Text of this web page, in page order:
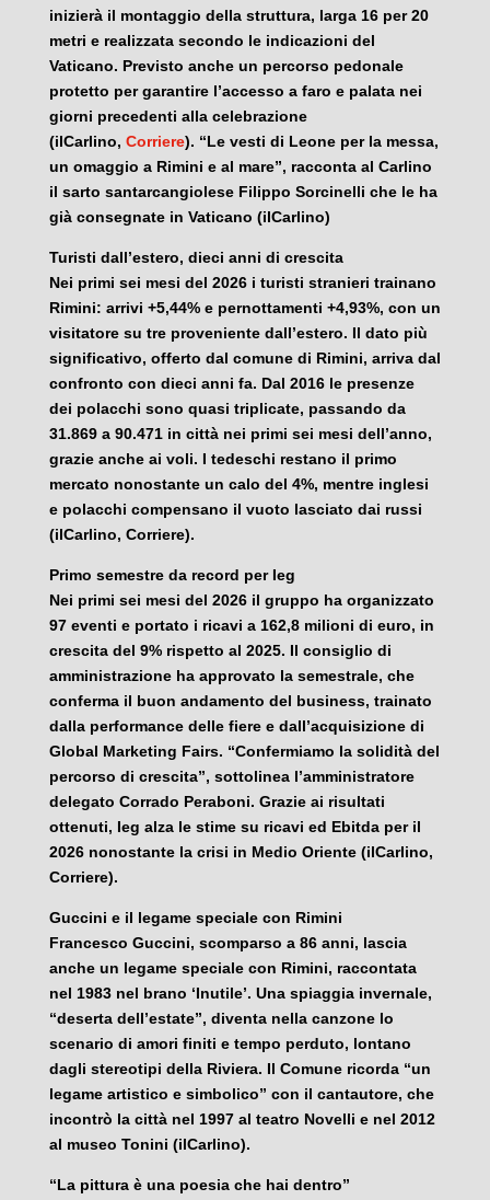
inizierà il montaggio della struttura, larga 16 per 20
metri e realizzata secondo le indicazioni del
Vaticano. Previsto anche un percorso pedonale
protetto per garantire l’accesso a faro e palata nei
giorni precedenti alla celebrazione
(ilCarlino, Corriere). “Le vesti di Leone per la messa,
un omaggio a Rimini e al mare”, racconta al Carlino
il sarto santarcangiolese Filippo Sorcinelli che le ha
già consegnate in Vaticano (ilCarlino)
Turisti dall’estero, dieci anni di crescita
Nei primi sei mesi del 2026 i turisti stranieri trainano
Rimini: arrivi +5,44% e pernottamenti +4,93%, con un
visitatore su tre proveniente dall’estero. Il dato più
significativo, offerto dal comune di Rimini, arriva dal
confronto con dieci anni fa. Dal 2016 le presenze
dei polacchi sono quasi triplicate, passando da
31.869 a 90.471 in città nei primi sei mesi dell’anno,
grazie anche ai voli. I tedeschi restano il primo
mercato nonostante un calo del 4%, mentre inglesi
e polacchi compensano il vuoto lasciato dai russi
(ilCarlino, Corriere).
Primo semestre da record per Ieg
Nei primi sei mesi del 2026 il gruppo ha organizzato
97 eventi e portato i ricavi a 162,8 milioni di euro, in
crescita del 9% rispetto al 2025. Il consiglio di
amministrazione ha approvato la semestrale, che
conferma il buon andamento del business, trainato
dalla performance delle fiere e dall’acquisizione di
Global Marketing Fairs. “Confermiamo la solidità del
percorso di crescita”, sottolinea l’amministratore
delegato Corrado Peraboni. Grazie ai risultati
ottenuti, Ieg alza le stime su ricavi ed Ebitda per il
2026 nonostante la crisi in Medio Oriente (ilCarlino,
Corriere).
Guccini e il legame speciale con Rimini
Francesco Guccini, scomparso a 86 anni, lascia
anche un legame speciale con Rimini, raccontata
nel 1983 nel brano ‘Inutile’. Una spiaggia invernale,
“deserta dell’estate”, diventa nella canzone lo
scenario di amori finiti e tempo perduto, lontano
dagli stereotipi della Riviera. Il Comune ricorda “un
legame artistico e simbolico” con il cantautore, che
incontrò la città nel 1997 al teatro Novelli e nel 2012
al museo Tonini (ilCarlino).
“La pittura è una poesia che hai dentro”